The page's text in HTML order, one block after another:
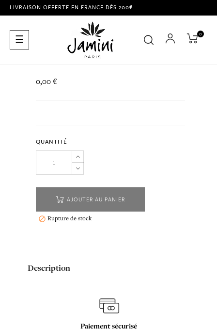
LIVRAISON OFFERTE EN FRANCE DÈS 200€
Basculer
la
☰ 0
0,00 €
QUANTITÉ
AJOUTER AU PANIER
 Rupture de stock
Description
Paiement sécurisé